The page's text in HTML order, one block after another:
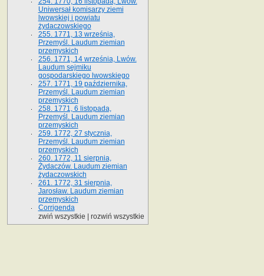
Uniwersał komisarzy ziemi
lwowskiej i powiatu
żydaczowskiego
255. 1771, 13 września,
Przemyśl. Laudum ziemian
przemyskich
256. 1771, 14 września, Lwów.
Laudum sejmiku
gospodarskiego lwowskiego
257. 1771, 19 października,
Przemyśl. Laudum ziemian
przemyskich
258. 1771, 6 listopada,
Przemyśl. Laudum ziemian
przemyskich
259. 1772, 27 stycznia,
Przemyśl. Laudum ziemian
przemyskich
260. 1772, 11 sierpnia,
Żydaczów. Laudum ziemian
żydaczowskich
261. 1772, 31 sierpnia,
Jarosław. Laudum ziemian
przemyskich
Corrigenda
zwiń wszystkie
rozwiń wszystkie